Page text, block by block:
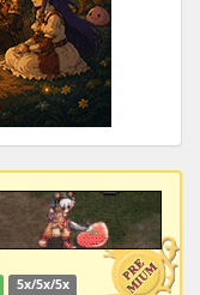
5x/5x/5x